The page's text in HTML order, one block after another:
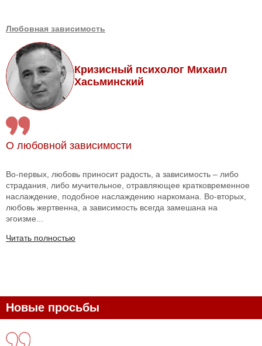
Любовная зависимость
Кризисный психолог Михаил
Хасьминский
О любовной зависимости
Во-первых, любовь приносит радость, а зависимость – либо
страдания, либо мучительное, отравляющее кратковременное
наслаждение, подобное наслаждению наркомана. Во-вторых,
любовь жертвенна, а зависимость всегда замешана на
эгоизме...
Читать полностью
Новые просьбы